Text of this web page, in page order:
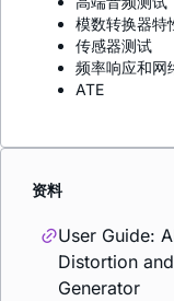
模数转换器特
传感器测试
频率响应和网
ATE
资料
User Guide:
Distortion
Generator